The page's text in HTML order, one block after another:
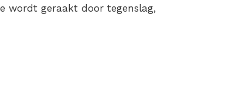
wordt geraakt door tegenslag,